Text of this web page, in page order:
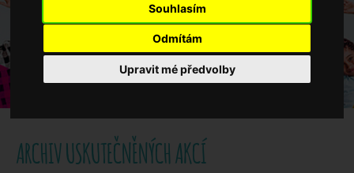
Souhlasím
Odmítám
Upravit mé předvolby
Když potřebujete pomoci
Ročenka
ARCHIV USKUTEČNĚNÝCH AKCÍ